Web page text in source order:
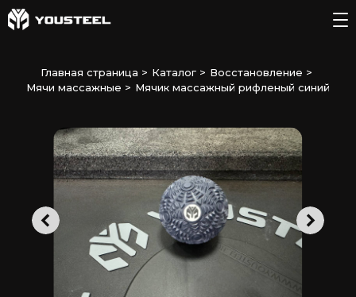
Главная страница > Каталог> Восстановление >
Мячи массажные > Мячик массажный рифленый синий